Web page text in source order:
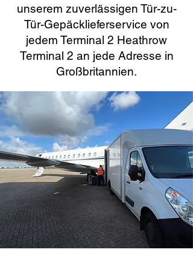
unserem zuverlässigen Tür-zu-
Tür-Gepäcklieferservice von
jedem Terminal 2 Heathrow
Terminal 2 an jede Adresse in
Großbritannien.